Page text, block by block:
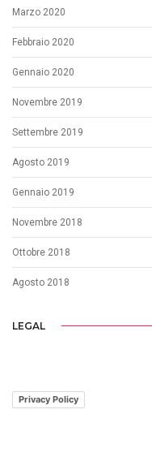
Marzo 2020
Febbraio 2020
Gennaio 2020
Novembre 2019
Settembre 2019
Agosto 2019
Gennaio 2019
Novembre 2018
Ottobre 2018
Agosto 2018
LEGAL
Privacy Policy